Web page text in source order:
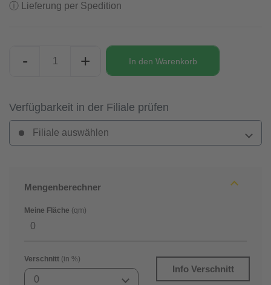
ⓘ Lieferung per Spedition
- + In den Warenkorb
Verfügbarkeit in der Filiale prüfen
Filiale auswählen
Mengenberechner
Meine Fläche (qm)
Verschnitt (in %)
0
Info Verschnitt